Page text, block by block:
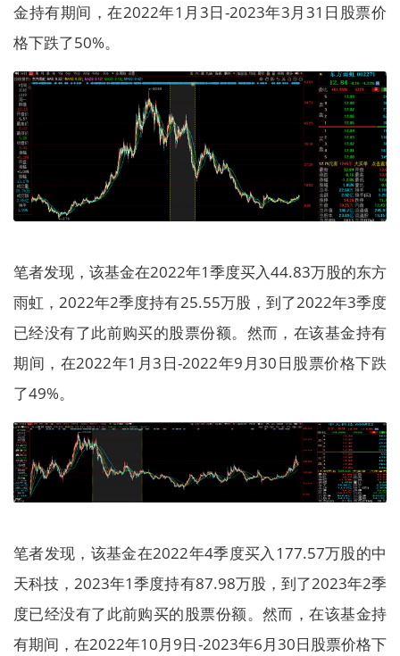
金持有期间，在2022年1月3日-2023年3月31日股票价
格下跌了50%。
笔者发现，该基金在2022年1季度买入44.83万股的东方
雨虹，2022年2季度持有25.55万股，到了2022年3季度
已经没有了此前购买的股票份额。然而，在该基金持有
期间，在2022年1月3日-2022年9月30日股票价格下跌
了49%。
笔者发现，该基金在2022年4季度买入177.57万股的中
天科技，2023年1季度持有87.98万股，到了2023年2季
度已经没有了此前购买的股票份额。然而，在该基金持
有期间，在2022年10月9日-2023年6月30日股票价格下